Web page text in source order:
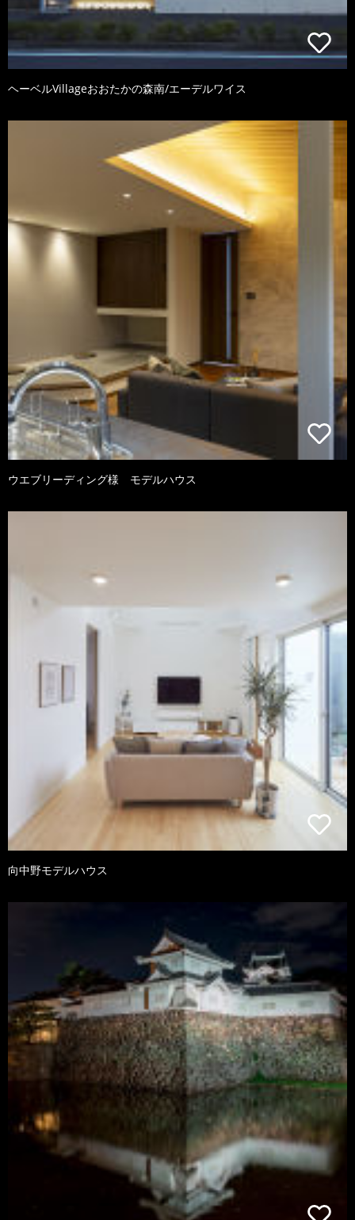
ヘーベルVillageおおたかの森南/エーデルワイス
ウエブリーディング様 モデルハウス
向中野モデルハウス